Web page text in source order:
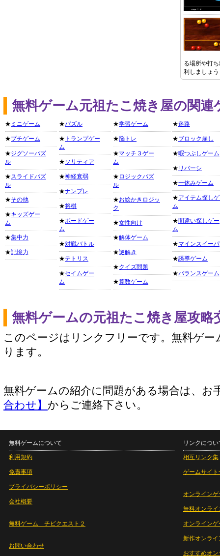
る場所や打
利しましょう
無料ゲーム元祖たこ焼き屋の関連
★ ミニゲーム
★プチゲーム
★ジグソーパズ
ル
★スライドパズ
ル
★その他
★キッズゲー
ム
★集中力
★記憶力
★パズル
★ トランプゲー
ム
★ソリティア
★神経衰弱
★ナンプレ
★将棋
★ボードゲー
ム
★対戦バトル
★テトリス
★セイムゲー
ム
★学習ゲーム
★脳トレ
★マッチ３ゲー
ム
★ ロジックパズ
ル
★お絵かきロジッ
ク
★女性向け
★解体ゲーム
★謎解き
★クイズ問題
★算数ゲーム
★迷路
★ブロック崩し
★暇つぶしゲーム
★ リバーシ
★一休みゲーム
★アイテム探し
ム
★間違い探しゲー
ム
★マインスイーパ
★誘導ゲーム
★バランスゲーム
無料ゲームの元祖たこ焼き屋攻略
このページはリンクフリーです。無料ゲー
ります。
無料ゲームの紹介に問題がある場合は、お
合わせ】 からご連絡下さい。
無料ゲームについて
利用規約
免責事項
プライバシーポリシー
会社概要
無料ゲーム チビクエスト２
お問い合わせ
リンクについ
相互リンク集
ゲームサイト
オンラインゲ
無料オンライ
オンライン
新作オンライ
おすすめオ